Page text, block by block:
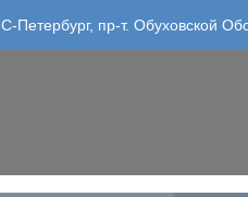
С-Петербург, пр-т. Обуховской